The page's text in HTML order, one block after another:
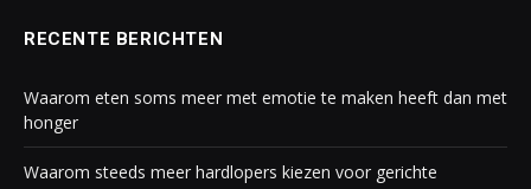
RECENTE BERICHTEN
Waarom eten soms meer met emotie te maken heeft dan met
honger
Waarom steeds meer hardlopers kiezen voor gerichte